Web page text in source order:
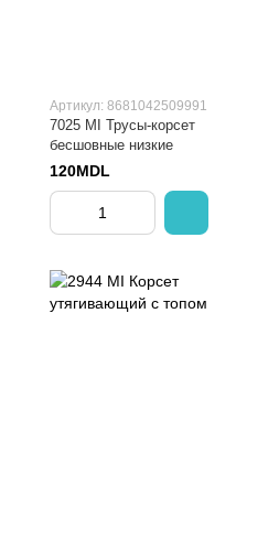
Артикул: 8681042509991
7025 MI Трусы-корсет
бесшовные низкие
120MDL